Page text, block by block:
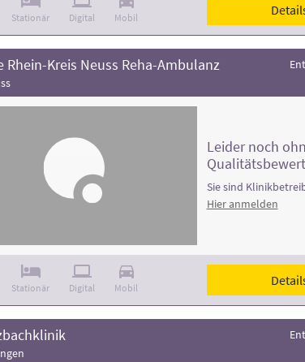
Stationär Digital Mobil
Rhein-Kreis Neuss Reha-Ambulanz
Stationär Digital Mobil
Leider noch
Sie sind
Hier anmelden